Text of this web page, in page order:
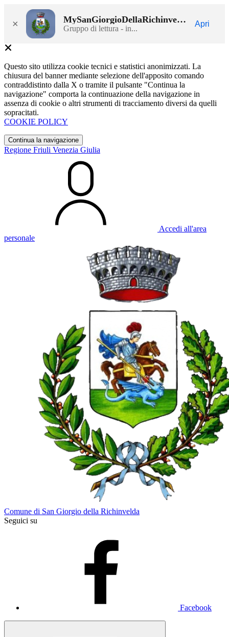
× MySanGiorgioDellaRichinvelda
Gruppo di lettura - in...
Apri
Questo sito utilizza cookie tecnici e statistici anonimizzati. La
chiusura del banner mediante selezione dell'apposito comando
contraddistinto dalla X o tramite il pulsante "Continua la
navigazione" comporta la continuazione della navigazione in
assenza di cookie o altri strumenti di tracciamento diversi da quelli
sopracitati.
COOKIE POLICY
Continua la navigazione
Regione Friuli Venezia Giulia
Accedi all'area
personale
Comune di San Giorgio della Richinvelda
Seguici su
Facebook